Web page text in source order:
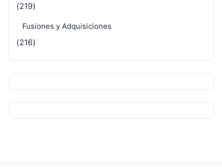
(219)
Fusiones y Adquisiciones
(216)